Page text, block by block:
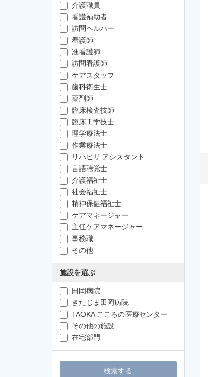
介護職員
看護補助者
訪問ヘルパー
看護師
准看護師
訪問看護師
ケアスタッフ
歯科衛生士
薬剤師
臨床検査技師
臨床工学技士
理学療法士
作業療法士
リハビリ アシスタント
言語聴覚士
介護福祉士
社会福祉士
精神保健福祉士
ケアマネージャー
主任ケアマネージャー
事務職
その他
施設を選ぶ
田岡病院
きたじま田岡病院
TAOKA こころの医療センター
その他の施設
在宅部門